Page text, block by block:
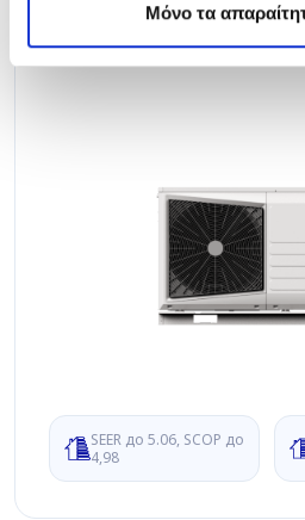
Mόνο τα
SEER до 5.06, SCOP до
4,98